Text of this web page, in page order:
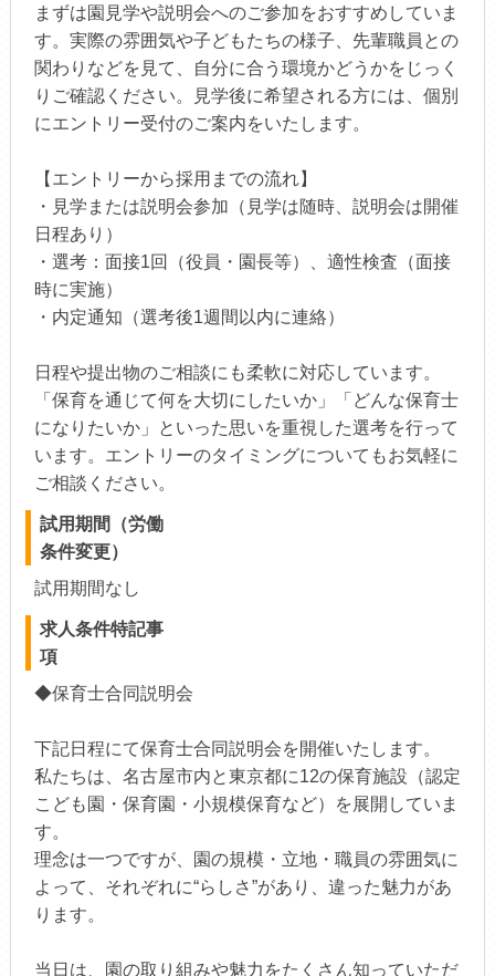
まずは園見学や説明会へのご参加をおすすめしていま
す。実際の雰囲気や子どもたちの様子、先輩職員との
関わりなどを見て、自分に合う環境かどうかをじっく
りご確認ください。見学後に希望される方には、個別
にエントリー受付のご案内をいたします。
【エントリーから採用までの流れ】
・見学または説明会参加（見学は随時、説明会は開催
日程あり）
・選考：面接1回（役員・園長等）、適性検査（面接
時に実施）
・内定通知（選考後1週間以内に連絡）
日程や提出物のご相談にも柔軟に対応しています。
「保育を通じて何を大切にしたいか」「どんな保育士
になりたいか」といった思いを重視した選考を行って
います。エントリーのタイミングについてもお気軽に
ご相談ください。
試用期間（労働
条件変更）
試用期間なし
求人条件特記事
項
◆保育士合同説明会
下記日程にて保育士合同説明会を開催いたします。
私たちは、名古屋市内と東京都に12の保育施設（認定
こども園・保育園・小規模保育など）を展開していま
す。
理念は一つですが、園の規模・立地・職員の雰囲気に
よって、それぞれに“らしさ”があり、違った魅力があ
ります。
当日は、園の取り組みや魅力をたくさん知っていただ